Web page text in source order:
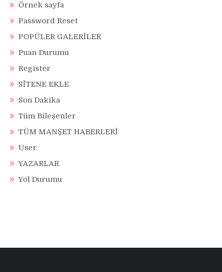
Örnek sayfa
Password Reset
POPÜLER GALERİLER
Puan Durumu
Register
SİTENE EKLE
Son Dakika
Tüm Bileşenler
TÜM MANŞET HABERLERİ
User
YAZARLAR
Yol Durumu